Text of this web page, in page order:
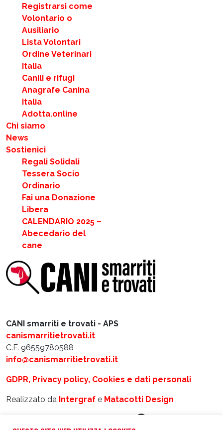
CANI smarriti e trovati - APS
canismarritietrovati.it
C.F. 96559780588
info@canismarritietrovati.it
GDPR, Privacy policy, Cookies e dati personali
Realizzato da Intergraf e Matacotti Design
Registrarsi come
Volontario o
Ausiliario
Lista Volontari
Ordine Veterinari
Italia
Canili e rifugi
Anagrafe Canina
Italia
Adotta.online
Chi siamo
News
Sostienici
Regali Solidali
Tessera Socio
Ordinario
Fai una Donazione
Libera
CALENDARIO 2025 –
Abecedario del
cane